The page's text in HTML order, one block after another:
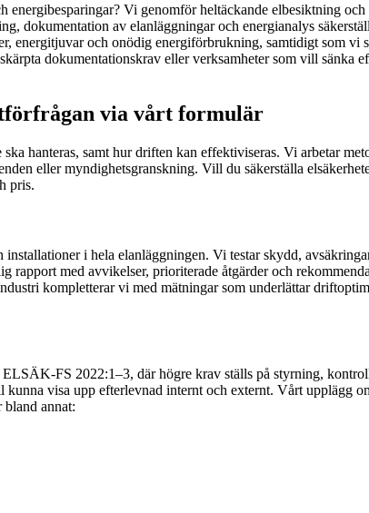
Vi genomför heltäckande elbesiktning
dokumentation av elanläggningar och energianalys
energitjuvar och onödig energiförbrukning, samtidigt som vi
dokumentationskrav eller verksamheter som vill sänka
via vårt formulär
hanteras, samt hur driften kan effektiviseras. Vi arbetar
eller myndighetsgranskning. Vill du säkerställa
pris.
i hela elanläggningen. Vi testar skydd,
med avvikelser, prioriterade åtgärder och
kompletterar vi med mätningar som underlättar
FS 2022:1–3, där högre krav ställs på styrning,
visa upp efterlevnad internt och externt. Vårt upplägg
annat: